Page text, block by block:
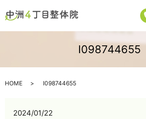
I098744655
HOME I098744655
2024/01/22